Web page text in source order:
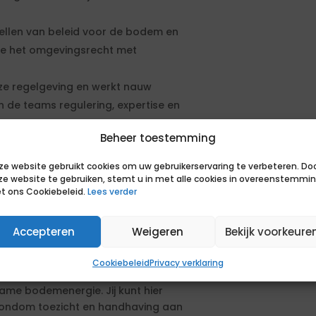
Beheer toestemming
website gebruikt cookies om uw gebruikerservaring te verbeteren.
website te gebruiken, stemt u in met alle cookies in
ons Cookiebeleid. Lees verder
Accepteren Weigeren Bekijk
CookiebeleidPrivacy verklaring
van beleid voor de bodem en
het omgevingsrecht met
regelgeving en werkt nauw
teams regulering, expertise en
rondom
en adviseert over
Je denkt mee over
bedrijven en beoordeelt
zoals PFAS en lood, maar
bodemenergie. Jij kunt hier
toezicht en handhaving aan